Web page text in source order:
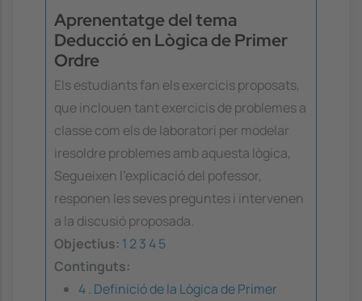
Aprenentatge del tema
Deducció en Lògica de Primer
Ordre
Els estudiants fan els exercicis proposats,
que inclouen tant exercicis de problemes a
classe com els de laboratori per modelar
iresoldre problemes amb aquesta lògica,
Segueixen l'explicació del pofessor,
responen les seves preguntes i intervenen
a la discusió proposada.
Objectius: 1 23 45
Continguts:
4 . Definició de la Lògica de Primer